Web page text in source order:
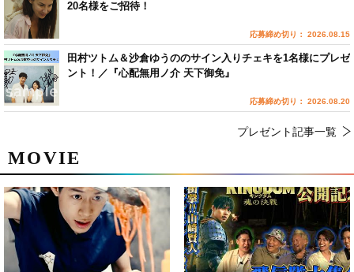
MOVIE
20名様をご招待！
応募締め切り： 2026.08.15
田村ツトム＆沙倉ゆうののサイン入りチェキを1名様にプレゼ
ント！／『心配無用ノ介 天下御免』
応募締め切り： 2026.08.20
プレゼント記事一覧